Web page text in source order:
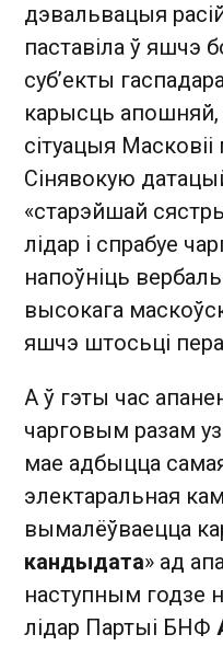
дэвальвацыя
паставіла ў
суб’екты
карысць апошняй,
сітуацыя
Сінявокую
«старэйшай
лідар і спрабуе
напоўніць
высокага
яшчэ штосьці
А ў гэты час
чарговым разам
мае адбыцца
электаральная
вымалёўваецца
кандыдата» ад
наступным годзе
лідар Партыі БНФ